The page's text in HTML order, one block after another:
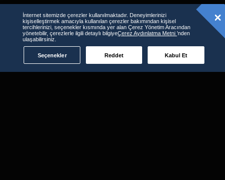
Benzer İçerikler
İnternet sitemizde çerezler kullanılmaktadır. Deneyimlerinizi
kişiselleştirmek amacıyla kullanılan çerezler bakımından kişisel
tercihlerinizi, seçenekler kısmında yer alan Çerez Yönetim Aracından
yönetebilir, çerezlerle ilgili detaylı bilgiyeÇerez Aydınlatma Metni’nden
ulaşabilirsiniz.
Seçenekler Reddet Kabul Et